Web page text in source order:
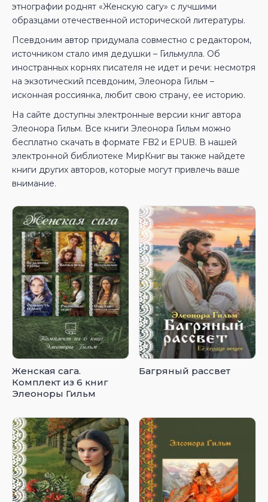
этнографии роднят «Женскую сагу» с лучшими
образцами отечественной исторической литературы.
Псевдоним автор придумала совместно с редактором,
источником стало имя дедушки – Гильмулла. Об
иностранных корнях писателя не идет и речи: несмотря
на экзотический псевдоним, Элеонора Гильм –
исконная россиянка, любит свою страну, ее историю.
На сайте доступны электронные версии книг автора
Элеонора Гильм. Все книги Элеонора Гильм можно
бесплатно скачать в формате FB2 и EPUB. В нашей
электронной библиотеке МирКниг вы также найдете
книги других авторов, которые могут привлечь ваше
внимание.
Женская сага.
Комплект из 6 книг
Элеоноры Гильм
Багряный рассвет